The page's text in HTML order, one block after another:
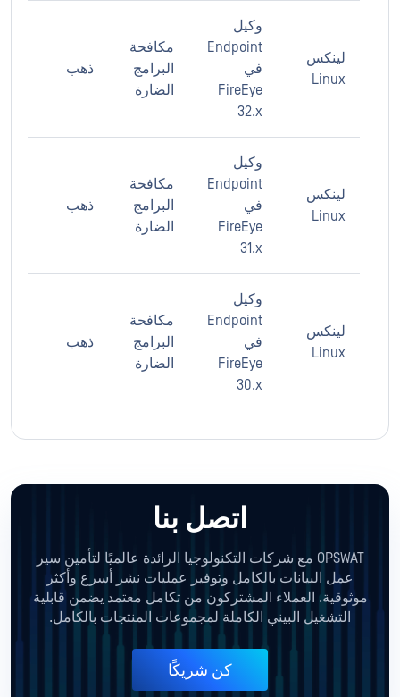
لينكس
Linux
وكيل
Endpoint
في
FireEye
32.x
مكافحة
البرامج
الضارة
ذهب
لينكس
Linux
وكيل
Endpoint
في
FireEye
31.x
مكافحة
البرامج
الضارة
ذهب
لينكس
Linux
وكيل
Endpoint
في
FireEye
30.x
مكافحة
البرامج
الضارة
ذهب
اتصل بنا
OPSWAT مع شركات التكنولوجيا الرائدة عالميًا لتأمين سير
عمل البيانات بالكامل وتوفير عمليات نشر أسرع وأكثر
موثوقية. العملاء المشتركون من تكامل معتمد يضمن قابلية
التشغيل البيني الكاملة لمجموعات المنتجات بالكامل.
كن شريكًا